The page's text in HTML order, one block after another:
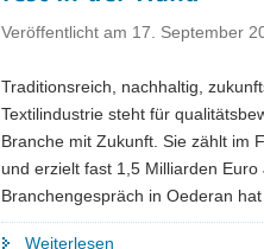
und
erstes
Carbonbetonwerk"
Veröffentlicht am 17. September
Traditionsreich, nachhaltig,
Textilindustrie steht für
Branche mit Zukunft. Sie zählt im
und erzielt fast 1,5 Milliarden Euro
Branchengespräch in Oederan
Weiterlesen